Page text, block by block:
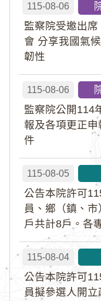
115-08-06
監察院受邀出
會 分享我國氣
韌性
115-08-06
監察院公開114
報及各項更正
件
115-08-05
公告本院許可
員、鄉（鎮、
戶共計8戶。各
115-08-04
公告本院許可
員擬參選人開